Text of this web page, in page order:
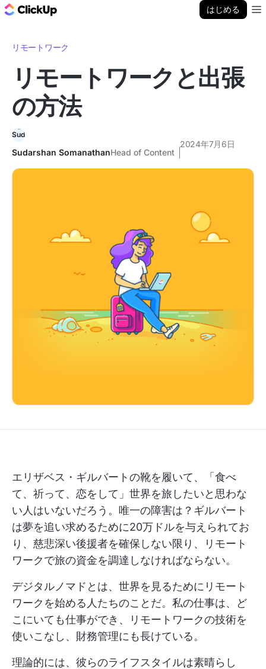
はじめる
リモートワーク
リモートワークと出張
の方法
Sudarshan SomanathanHead of Content
2024年7月6日
エリザベス・ギルバートの靴を履いて、「食べ
て、祈って、恋をして」世界を旅したいと思わな
い人はいないだろう。唯一の障害は？ギルバート
は夢を追い求めるために20万ドルを与えられてお
り、慈悲深い後援者を確保しない限り、リモート
ワークで旅の資金を調達しなければならない。
デジタルノマドとは、世界を見るためにリモート
ワークを始める人たちのことだ。私の仕事は、ど
こにいても仕事ができ、リモートワークの技術を
使いこなし、財務管理にも長けている。
理論的には、彼らのライフスタイルは素晴らし